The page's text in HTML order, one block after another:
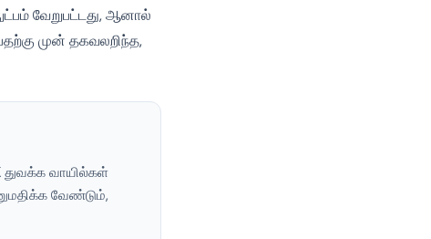
வேறுபட்டது, ஆனால்
முன் தகவலறிந்த,
துவக்க வாயில்கள்
வேண்டும்,